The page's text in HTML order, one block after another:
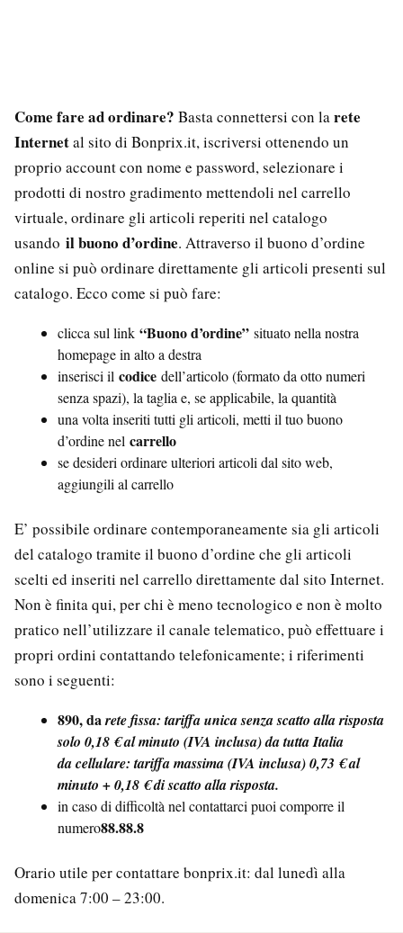
Come fare ad ordinare? Basta connettersi con la rete
Internetal sito di Bonprix.it, iscriversi ottenendo un
proprio account con nome e password, selezionare i
prodotti di nostro gradimento mettendoli nel carrello
virtuale, ordinare gli articoli reperiti nel catalogo
usando il buono d’ordine. Attraverso il buono d’ordine
online si può ordinare direttamente gli articoli presenti sul
catalogo. Ecco come si può fare:
clicca sul link “Buono d’ordine” situato nella nostra
homepage in alto a destra
inserisci il codice dell’articolo (formato da otto numeri
senza spazi), la taglia e, se applicabile, la quantità
una volta inseriti tutti gli articoli, metti il tuo buono
d’ordine nel carrello
se desideri ordinare ulteriori articoli dal sito web,
aggiungili al carrello
E’ possibile ordinare contemporaneamente sia gli articoli
del catalogo tramite il buono d’ordine che gli articoli
scelti ed inseriti nel carrello direttamente dal sito Internet.
Non è finita qui, per chi è meno tecnologico e non è molto
pratico nell’utilizzare il canale telematico, può effettuare i
propri ordini contattando telefonicamente; i riferimenti
sono i seguenti:
890, darete fissa: tariffa unica senza scatto alla risposta
solo 0,18 € al minuto (IVA inclusa) da tutta Italia
da cellulare: tariffa massima (IVA inclusa) 0,73 € al
minuto + 0,18 € di scatto alla risposta.
in caso di difficoltà nel contattarci puoi comporre il
numero88.88.8
Orario utile per contattare bonprix.it: dal lunedì alla
domenica 7:00 – 23:00.